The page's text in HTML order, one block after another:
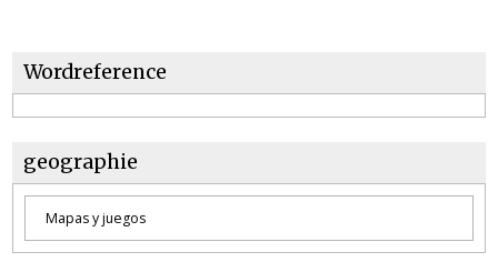
Wordreference
geographie
Mapas y juegos